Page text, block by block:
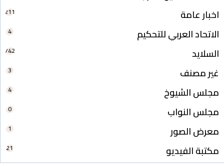
اخبار عامة 211
الاتحاد العربي للتحكيم 4
السلايد 742
غير مصنف 3
مجلس الشيوخ 4
مجلس النواب 0
معرض الصور 1
مكتبة الفيديو 21